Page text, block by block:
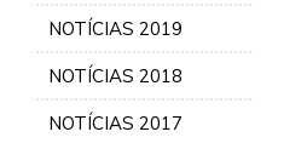
NOTÍCIAS 2019
NOTÍCIAS 2018
NOTÍCIAS 2017